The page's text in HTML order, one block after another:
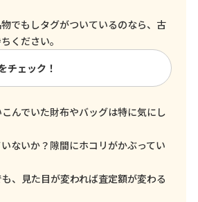
でもしタグがついているのなら、古
ください。
チェック！
んでいた財布やバッグは特に気にし
ないか？隙間にホコリがかぶってい
、見た目が変われば査定額が変わる